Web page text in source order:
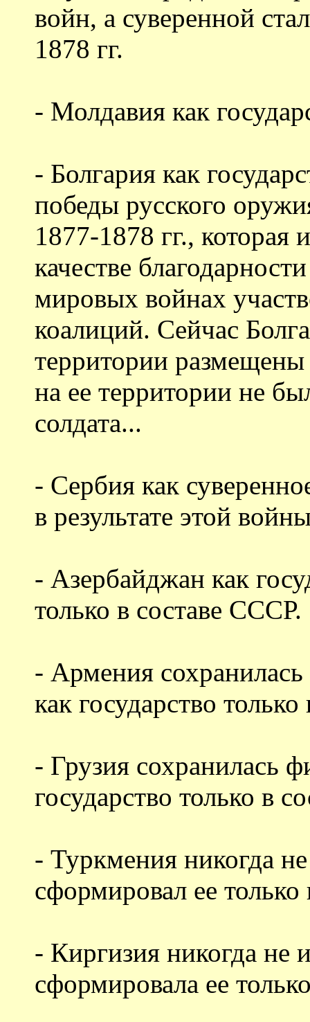
войн, а суверенной
1878 гг.
- Молдавия как
- Болгария как
победы русского
1877-1878 гг., которая
качестве
мировых войнах
коалиций. Сейчас
территории
на ее территории не
солдата...
- Сербия как
в результате этой
- Азербайджан как
только в составе СССР.
- Армения
как государство
- Грузия сохранилась
государство только в
- Туркмения никогда
сформировал ее
- Киргизия никогда не
сформировала ее